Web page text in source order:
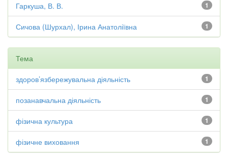
1
Гаркуша, В. В.
1
Сичова (Шурхал), Ірина Анатоліївна
Тема
1
здоров’язбережувальна діяльність
1
позанавчальна діяльність
1
фізична культура
1
фізичне виховання